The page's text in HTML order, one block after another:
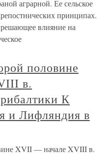
аграрной. Ее сельское
принципах.
влияние на
половине
в.
К
и Лифляндия в
XVII — начале XVIII в.